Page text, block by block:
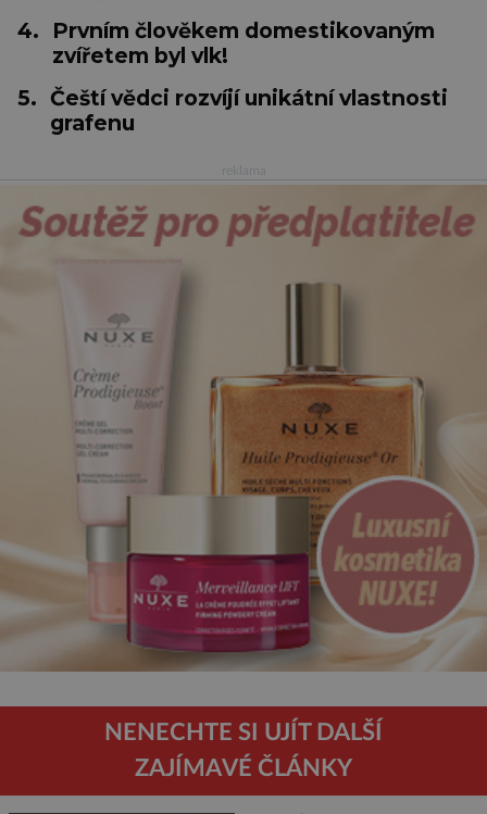
4.
Prvním člověkem domestikovaným
zvířetem byl vlk!
5. Čeští vědci rozvíjí unikátní vlastnosti
grafenu
NENECHTE SI UJÍT DALŠÍ
ZAJÍMAVÉ ČLÁNKY